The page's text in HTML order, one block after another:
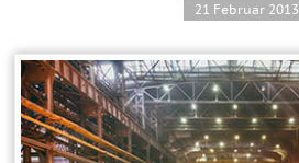
21 Februar 2013